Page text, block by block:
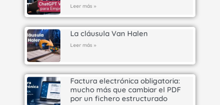
Leer más »
La cláusula Van Halen
Leer más »
Factura electrónica obligatoria:
mucho más que cambiar el PDF
por un fichero estructurado